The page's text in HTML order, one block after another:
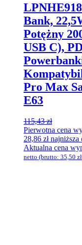
Bank,
Potężny
USB C),
Pro Max
E63
115,43zł
Pierwotna cena
28,86 złnajniższa
Aktualna cena
netto (brutto: 35,50 zł